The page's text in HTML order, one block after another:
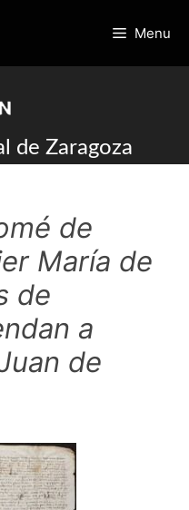
Menu
de Zaragoza
de
María de
de
a
de